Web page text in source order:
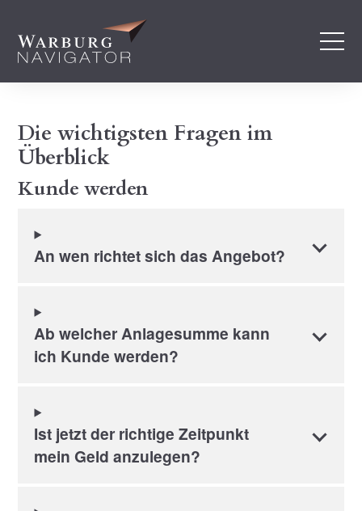
Die wichtigsten Fragen im
Überblick
Kunde werden
An wen richtet sich das Angebot?
Ab welcher Anlagesumme kann
ich Kunde werden?
Ist jetzt der richtige Zeitpunkt
mein Geld anzulegen?